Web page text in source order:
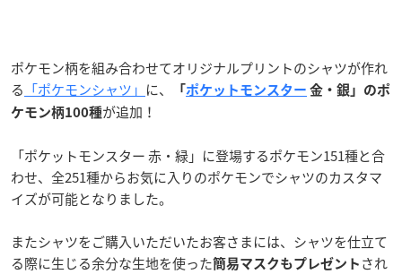
ポケモン柄を組み合わせてオリジナルプリントのシャツが作れ
る 「ポケモンシャツ」 に、 「 ポケットモンスター 金・銀」のポ
ケモン柄100種が追加！
「ポケットモンスター 赤・緑」に登場するポケモン151種と合
わせ、全251種からお気に入りのポケモンでシャツのカスタマ
イズが可能となりました。
またシャツをご購入いただいたお客さまには、シャツを仕立て
る際に生じる余分な生地を使った簡易マスクもプレゼント され